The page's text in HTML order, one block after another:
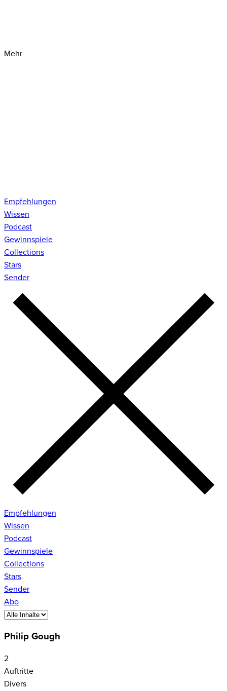
Mehr
Empfehlungen
Wissen
Podcast
Gewinnspiele
Collections
Stars
Sender
Empfehlungen
Wissen
Podcast
Gewinnspiele
Collections
Stars
Sender
Abo
Philip Gough
2
Auftritte
Divers